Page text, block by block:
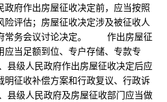
府作出房屋征收决定前，应当按照
评估；房屋征收决定涉及被征收人
常务会议讨论决定。 作出房屋征
应当足额到位、专户存储、专款专
人民政府作出房屋征收决定后应
明征收补偿方案和行政复议、行政诉
级人民政府及房屋征收部门应当做